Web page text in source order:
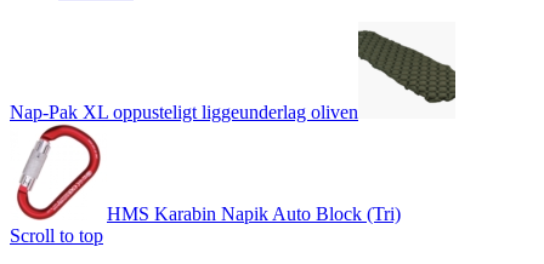
Nap-Pak XL oppusteligt liggeunderlag oliven
HMS Karabin Napik Auto Block (Tri)
Scroll to top